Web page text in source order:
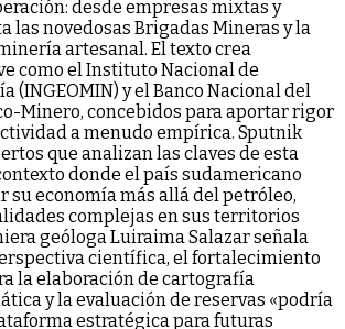
desde empresas mixtas y
las novedosas Brigadas Mineras y la
artesanal. El texto crea
como el Instituto Nacional de
(INGEOMIN) y el Banco Nacional del
Minero, concebidos para aportar rigor
a menudo empírica. Sputnik
que analizan las claves de esta
donde el país sudamericano
su economía más allá del petróleo,
complejas en sus territorios
geóloga Luiraima Salazar señala
científica, el fortalecimiento
la elaboración de cartografía
y la evaluación de reservas «podría
estratégica para futuras